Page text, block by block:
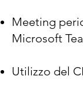
Meeting
Microsoft
Utilizzo del